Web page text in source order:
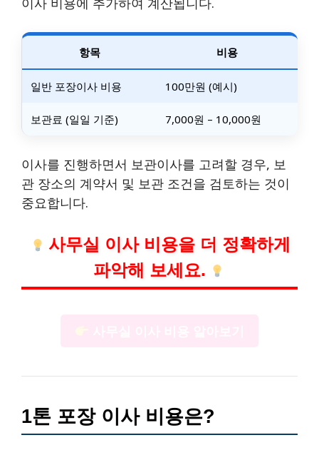
항목 비용
일반 포장이사 비용 100만원 (예시)
보관료 (일일 기준) 7,000원 – 10,000원
이사를 진행하면서 보관이사를 고려할 경우, 보
관 장소의 계약서 및 보관 조건을 검토하는 것이
중요합니다.
사무실 이사 비용을 더 정확하게
파악해 보세요.
1톤 포장 이사 비용은?